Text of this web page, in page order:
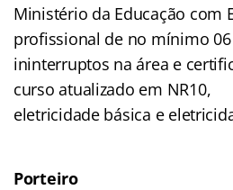
Ministério da Educação com
profissional de no mínimo 06
ininterruptos na área e
curso atualizado em NR10,
eletricidade básica e
Porteiro